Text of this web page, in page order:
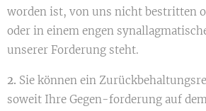
worden ist, von uns nicht bestritten
oder in einem engen
unserer Forderung steht.
2. Sie können ein
soweit Ihre Gegen-forderung auf